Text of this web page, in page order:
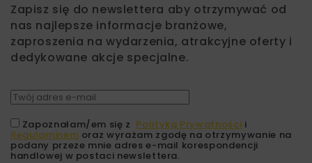
Zapisz się do newslettera aby otrzymywać od
nas najlepsze informacje branżowe,
zaproszenia na wydarzenia, atrakcyjne oferty i
dedykowane akcje specjalne.
Zapoznałam/em się z Polityką Prywatności i
Regulaminem oraz wyrażam zgodę na otrzymywanie na
podany przeze mnie adres e-mail korespondencji
handlowej w postaci newslettera.